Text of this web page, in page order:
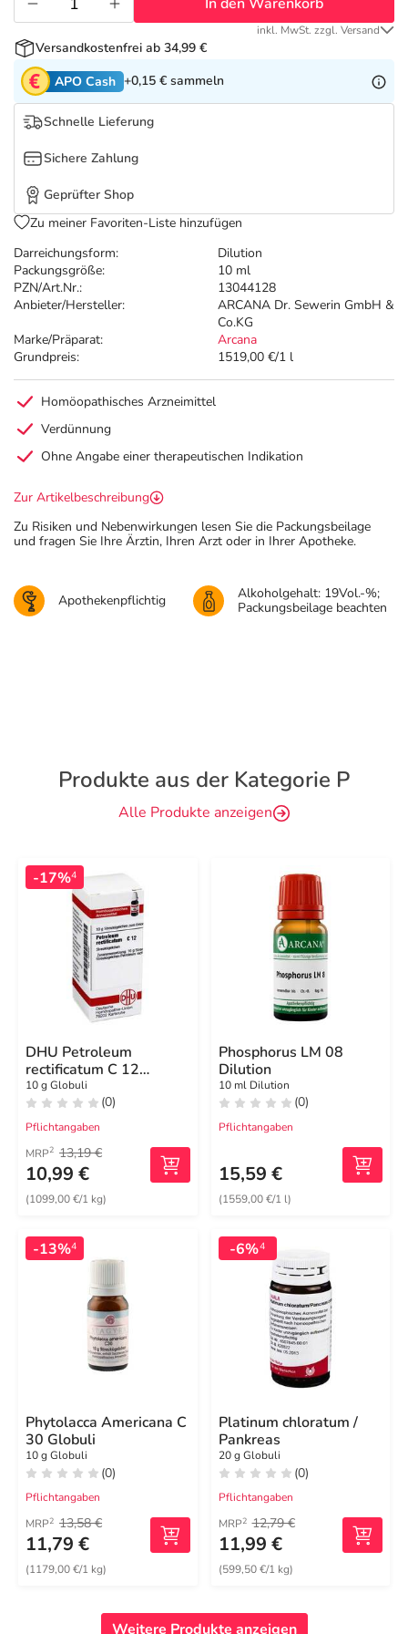
Tierapotheke
Vitamine & Mineralstoffe
Marken
Salus Deals
Darreichungsform:
Dilution
Packungsgröße:
10 ml
PZN/Art.Nr.:
13044128
Anbieter/Hersteller:
ARCANA Dr. Sewerin GmbH &
Co.KG
Marke/Präparat:
Arcana
Grundpreis:
1519,00 €/1 l
inkl. MwSt. zzgl. Versand
Versandkostenfrei ab 34,99 €
APO Cash +0,15 € sammeln
Schnelle Lieferung
Sichere Zahlung
Geprüfter Shop
Zu meiner Favoriten-Liste hinzufügen
Homöopathisches Arzneimittel
Verdünnung
Ohne Angabe einer therapeutischen Indikation
Zur Artikelbeschreibung
Zu Risiken und Nebenwirkungen lesen Sie die Packungsbeilage
und fragen Sie Ihre Ärztin, Ihren Arzt oder in Ihrer Apotheke.
Apothekenpflichtig
Alkoholgehalt: 19Vol.-%;
Packungsbeilage beachten
Produkte aus der Kategorie P
Alle Produkte anzeigen
-17%4
DHU Petroleum
rectificatum C 12
Globuli
10 g Globuli
(0)
Pflichtangaben
MRP2 13,19 €
10,99 €
(1099,00 €/1 kg)
Phosphorus LM 08
Dilution
10 ml Dilution
(0)
Pflichtangaben
15,59 €
(1559,00 €/1 l)
-13%4
Phytolacca Americana C
30 Globuli
10 g Globuli
(0)
Pflichtangaben
MRP2 13,58 €
11,79 €
(1179,00 €/1 kg)
-6%4
Platinum chloratum /
Pankreas
20 g Globuli
(0)
Pflichtangaben
MRP2 12,79 €
11,99 €
(599,50 €/1 kg)
Weitere Produkte anzeigen